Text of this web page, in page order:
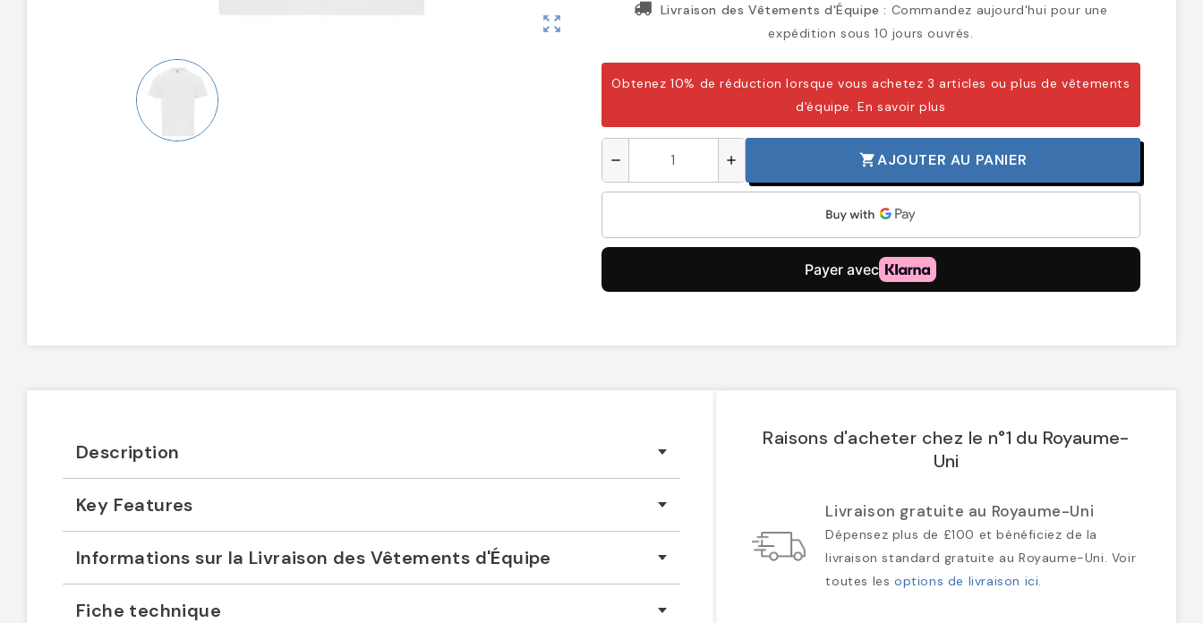
zoom_out_map
Livraison des Vêtements d'Équipe : Commandez aujourd'hui pour une
expédition sous 10 jours ouvrés.
Obtenez 10% de réduction lorsque vous achetez 3 articles ou plus de vêtements
d'équipe.En savoir plus
remove add shopping_cartAJOUTER AU PANIER
Description
Key Features
Informations sur la Livraison des Vêtements d'Équipe
Fiche technique
Raisons d'acheter chez le n°1 du Royaume-
Uni
Livraison gratuite au Royaume-Uni
Dépensez plus de £100 et bénéficiez de la
livraison standard gratuite au Royaume-Uni. Voir
toutes les options de livraison ici.